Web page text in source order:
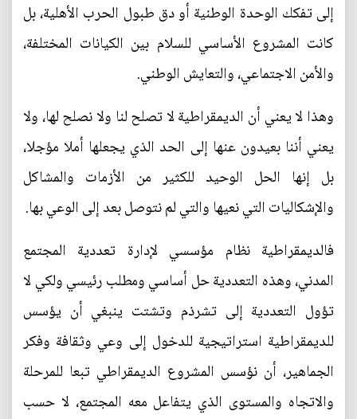
إلى تفكك الوحدة الوطنية أو دق طبول الحرب الأهلية، بل
كانت المشروع الأساسي للسلام بين الكيانات المختلفة،
والأمن الاجتماعي، والتعايش الوطني.
وهذا لا يعني أن الديمقراطية لا تصلح لنا ولا نصلح لها، ولا
يعني أننا بعيدون عنها إلى الحد الذي يجعلها أملا مؤجلا،
بل إنها الحل الوحيد للكثير من الأزمات والمشاكل
والإشكاليات التي نعيها والتي لم نتوصل بعد إلى الوعي بها.
فالديمقراطية نظام مؤسسي لإدارة تعددية المجتمع
المدني، وهذه التعددية حل أساسي ومطلب رئيسي ولكي لا
تؤول التعددية إلى تشرذم وتشتت ينبغي أن يؤسس
للديمقراطية استراتيجية للدخول إلى وعي وثقافة وفكر
الجماهير، أن نؤسس المشروع الديمقراطي تبعا للمرحلة
والاتجاه والمستوى الذي يتفاعل معه المجتمع، لا حسب